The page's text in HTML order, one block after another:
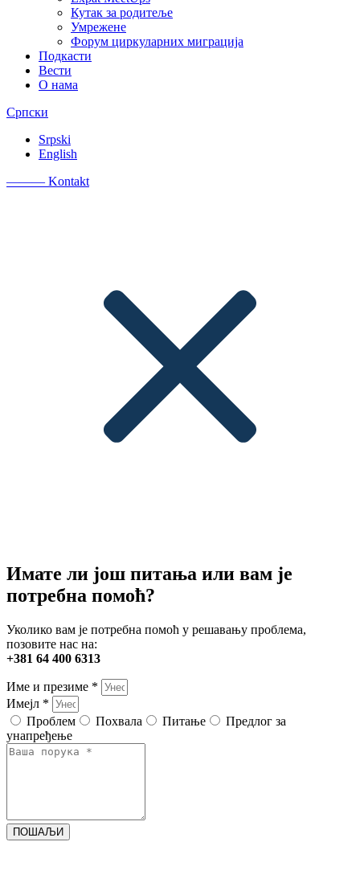
Кутак за родитеље
Умрежене
Форум циркуларних миграција
Подкасти
Вести
O нама
Српски
Srpski
English
——— Kontakt
Имате ли још питања или вам је
потребна помоћ?
Уколико вам је потребна помоћ у решавању проблема,
позовите нас на:
+381 64 400 6313
Име и презиме *
Имејл *
Проблем
Похвала Питање
Предлог за
унапређење
ПОШАЉИ